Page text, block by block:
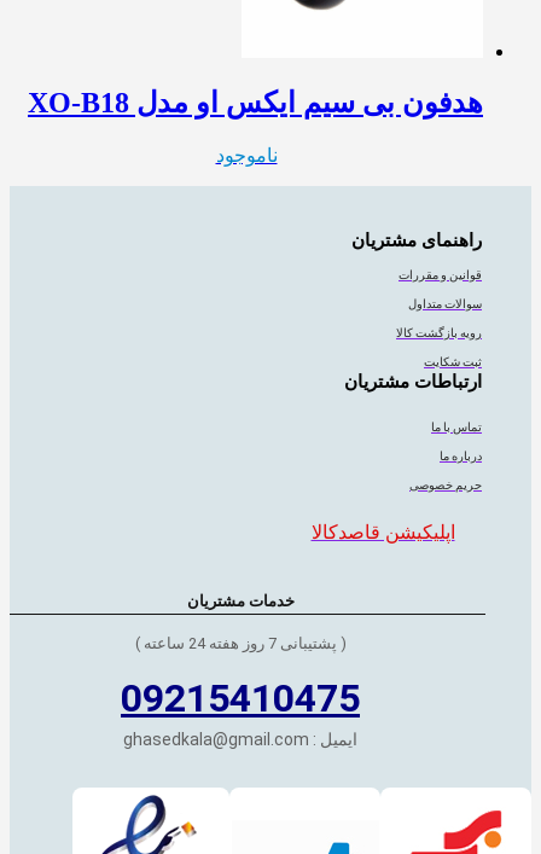
هدفون بی سیم ایکس او مدل XO-B18
ناموجود
راهنمای مشتریان
قوانین و مقررات
سوالات متداول
رویه بازگشت کالا
ثبت شکایت
ارتباطات مشتریان
تماس با ما
درباره ما
حریم خصوصی
اپلیکیشن قاصدکالا
خدمات مشتریان
( پشتیبانی 7 روز هفته 24 ساعته )
09215410475
ایمیل : ghasedkala@gmail.com